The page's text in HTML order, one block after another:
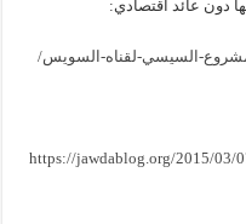
https://jawdablog.org/2015/03/